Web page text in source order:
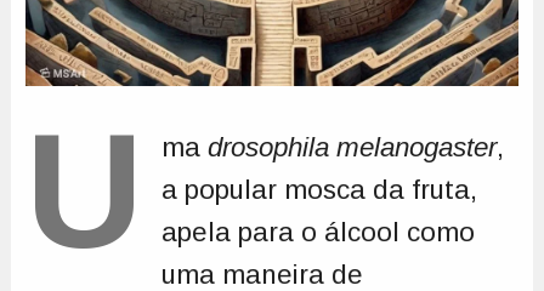
U ma drosophila melanogaster,
a popular mosca da fruta,
apela para o álcool como
uma maneira de